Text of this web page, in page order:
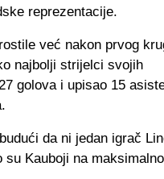
reprezentacije.
već nakon prvog
najbolji strijelci svojih
golova i upisao 15
da ni jedan igrač
Kauboji na